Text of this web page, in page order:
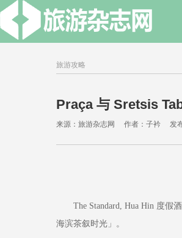
旅游攻略
Praça 与 Sretsis
来源：旅游杂志网 作者：子衿 发布
The Standard, Hua Hin 度假酒
海滨茶叙时光」。